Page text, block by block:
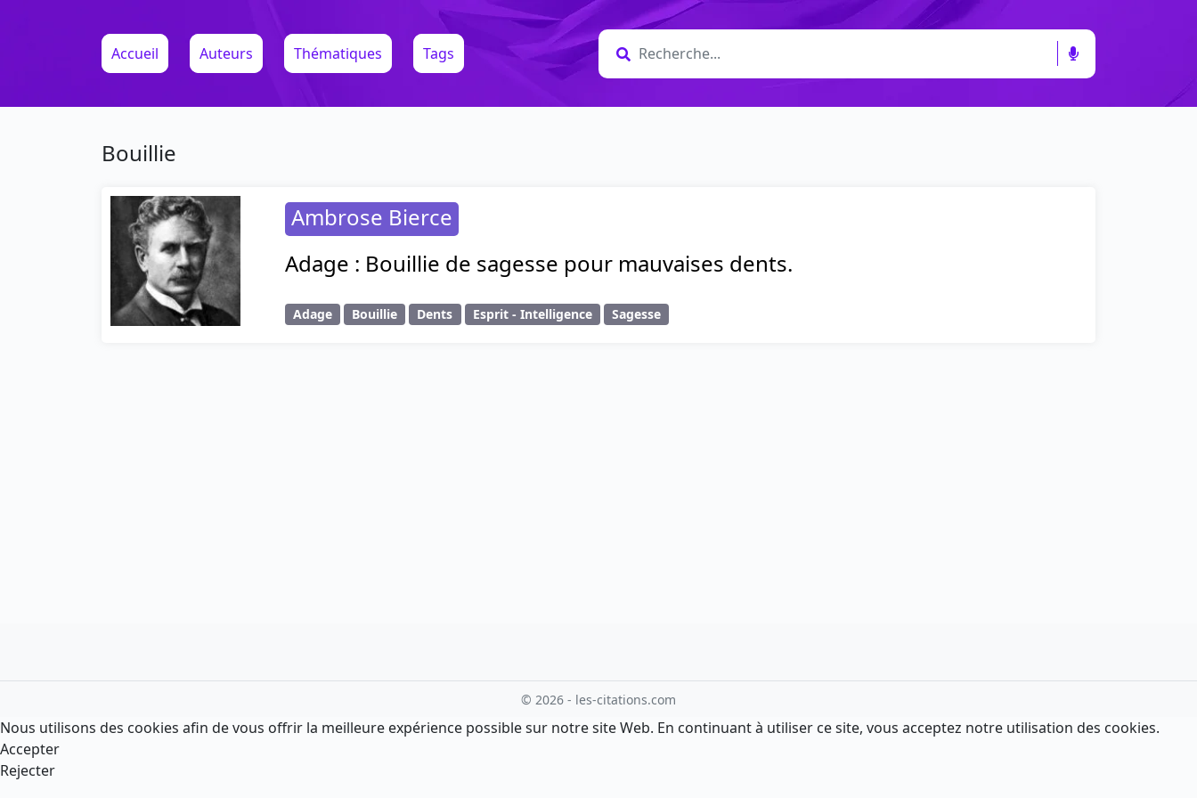
Accueil Auteurs Thématiques Tags
Bouillie
Ambrose Bierce
Adage : Bouillie de sagesse pour mauvaises dents.
Adage Bouillie Dents Esprit - Intelligence Sagesse
© 2026 - les-citations.com
Nous utilisons des cookies afin de vous offrir la meilleure expérience possible sur notre site Web. En continuant à utiliser ce site, vous acceptez notre utilisation des cookies.
Accepter
Rejecter